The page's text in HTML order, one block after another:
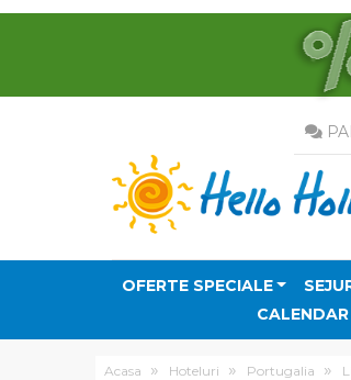
OFERTE SPECIALE
Acasa Hoteluri Portugalia